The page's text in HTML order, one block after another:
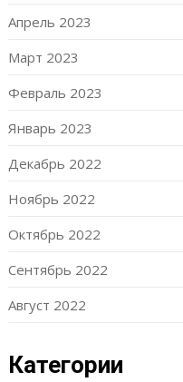
Апрель 2023
Март 2023
Февраль 2023
Январь 2023
Декабрь 2022
Ноябрь 2022
Октябрь 2022
Сентябрь 2022
Август 2022
Категории